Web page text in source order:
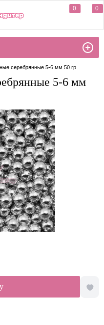
0 0
серебрянные 5-6 мм 50 гр
5-6 мм